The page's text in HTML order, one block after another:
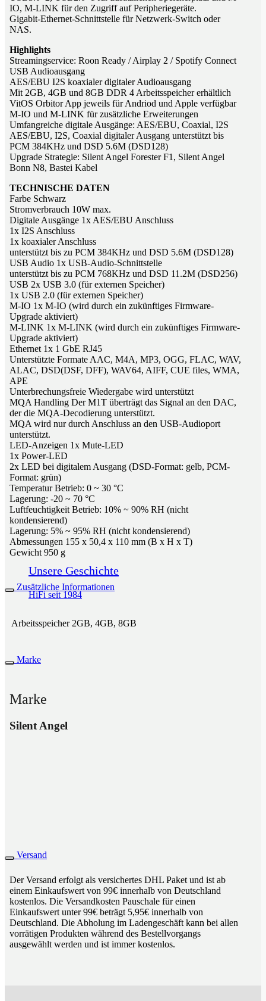
Unsere Geschichte
HiFi seit 1984
IO, M-LINK für den Zugriff auf Peripheriegeräte.
Gigabit-Ethernet-Schnittstelle für Netzwerk-Switch oder
NAS.
Highlights
Streamingservice: Roon Ready / Airplay 2 / Spotify Connect
USB Audioausgang
AES/EBU I2S koaxialer digitaler Audioausgang
Mit 2GB, 4GB und 8GB DDR 4 Arbeitsspeicher erhältlich
VitOS Orbitor App jeweils für Andriod und Apple verfügbar
M-IO und M-LINK für zusätzliche Erweiterungen
Umfangreiche digitale Ausgänge: AES/EBU, Coaxial, I2S
AES/EBU, I2S, Coaxial digitaler Ausgang unterstützt bis
PCM 384KHz und DSD 5.6M (DSD128)
Upgrade Strategie: Silent Angel Forester F1, Silent Angel
Bonn N8, Bastei Kabel
TECHNISCHE DATEN
Farbe Schwarz
Stromverbrauch 10W max.
Digitale Ausgänge 1x AES/EBU Anschluss
1x I2S Anschluss
1x koaxialer Anschluss
unterstützt bis zu PCM 384KHz und DSD 5.6M (DSD128)
USB Audio 1x USB-Audio-Schnittstelle
unterstützt bis zu PCM 768KHz und DSD 11.2M (DSD256)
USB 2x USB 3.0 (für externen Speicher)
1x USB 2.0 (für externen Speicher)
M-IO 1x M-IO (wird durch ein zukünftiges Firmware-
Upgrade aktiviert)
M-LINK 1x M-LINK (wird durch ein zukünftiges Firmware-
Upgrade aktiviert)
Ethernet 1x 1 GbE RJ45
Unterstützte Formate AAC, M4A, MP3, OGG, FLAC, WAV,
ALAC, DSD(DSF, DFF), WAV64, AIFF, CUE files, WMA,
APE
Unterbrechungsfreie Wiedergabe wird unterstützt
MQA Handling Der M1T überträgt das Signal an den DAC,
der die MQA-Decodierung unterstützt.
MQA wird nur durch Anschluss an den USB-Audioport
unterstützt.
LED-Anzeigen 1x Mute-LED
1x Power-LED
2x LED bei digitalem Ausgang (DSD-Format: gelb, PCM-
Format: grün)
Temperatur Betrieb: 0 ~ 30 °C
Lagerung: -20 ~ 70 °C
Luftfeuchtigkeit Betrieb: 10% ~ 90% RH (nicht
kondensierend)
Lagerung: 5% ~ 95% RH (nicht kondensierend)
Abmessungen 155 x 50,4 x 110 mm (B x H x T)
Gewicht 950 g
Zusätzliche Informationen
Arbeitsspeicher 2GB, 4GB, 8GB
Marke
Marke
Silent Angel
Versand
Der Versand erfolgt als versichertes DHL Paket und ist ab
einem Einkaufswert von 99€ innerhalb von Deutschland
kostenlos. Die Versandkosten Pauschale für einen
Einkaufswert unter 99€ beträgt 5,95€ innerhalb von
Deutschland. Die Abholung im Ladengeschäft kann bei allen
vorrätigen Produkten während des Bestellvorgangs
ausgewählt werden und ist immer kostenlos.